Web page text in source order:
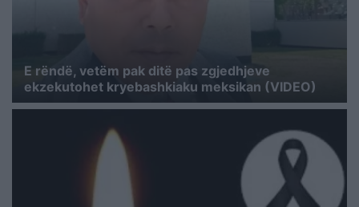
E rëndë, vetëm pak ditë pas zgjedhjeve
ekzekutohet kryebashkiaku meksikan (VIDEO)